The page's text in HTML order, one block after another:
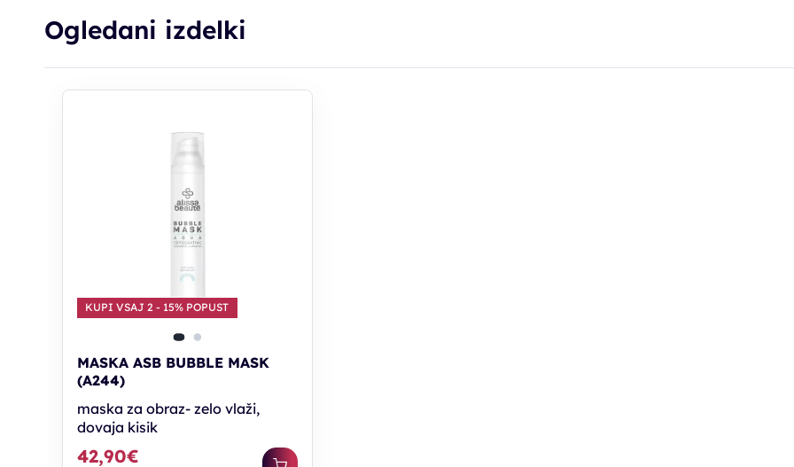
Ogledani izdelki
KUPI VSAJ 2 - 15% POPUST
MASKA ASB BUBBLE MASK
(A244)
maska za obraz- zelo vlaži,
dovaja kisik
42,90€